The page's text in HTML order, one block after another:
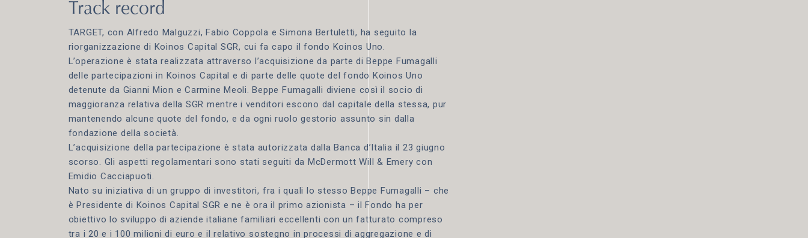
Track record
TARGET, con Alfredo Malguzzi, Fabio Coppola e Simona Bertuletti, ha seguito la
riorganizzazione di Koinos Capital SGR, cui fa capo il fondo Koinos Uno.
L’operazione è stata realizzata attraverso l’acquisizione da parte di Beppe Fumagalli
delle partecipazioni in Koinos Capital e di parte delle quote del fondo Koinos Uno
detenute da Gianni Mion e Carmine Meoli. Beppe Fumagalli diviene così il socio di
maggioranza relativa della SGR mentre i venditori escono dal capitale della stessa, pur
mantenendo alcune quote del fondo, e da ogni ruolo gestorio assunto sin dalla
fondazione della società.
L’acquisizione della partecipazione è stata autorizzata dalla Banca d’Italia il 23 giugno
scorso. Gli aspetti regolamentari sono stati seguiti da McDermott Will & Emery con
Emidio Cacciapuoti.
Nato su iniziativa di un gruppo di investitori, fra i quali lo stesso Beppe Fumagalli – che
è Presidente di Koinos Capital SGR e ne è ora il primo azionista – il Fondo ha per
obiettivo lo sviluppo di aziende italiane familiari eccellenti con un fatturato compreso
tra i 20 e i 100 milioni di euro e il relativo sostegno in processi di aggregazione e di